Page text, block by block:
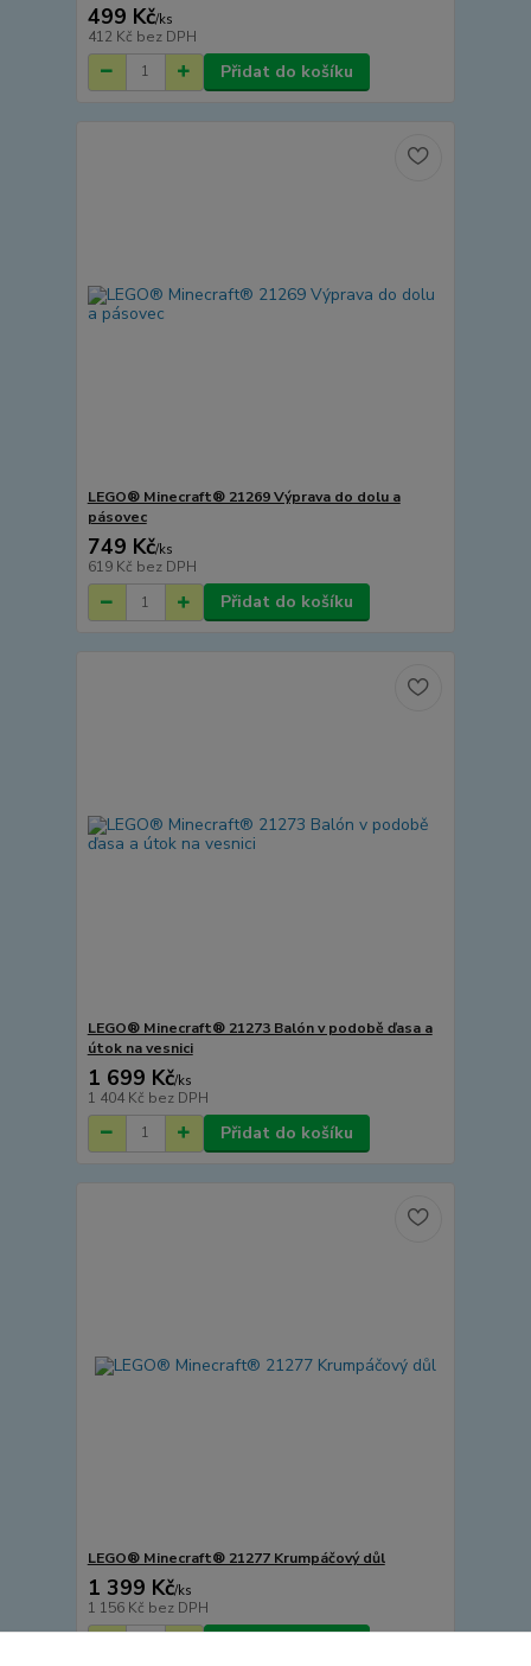
499 Kč/ks
412 Kč bez DPH
Přidat do košíku
LEGO® Minecraft® 21269 Výprava do dolu a
pásovec
749 Kč/ks
619 Kč bez DPH
Přidat do košíku
LEGO® Minecraft® 21273 Balón v podobě ďasa a
útok na vesnici
1 699 Kč/ks
1 404 Kč bez DPH
Přidat do košíku
LEGO® Minecraft® 21277 Krumpáčový důl
1 399 Kč/ks
1 156 Kč bez DPH